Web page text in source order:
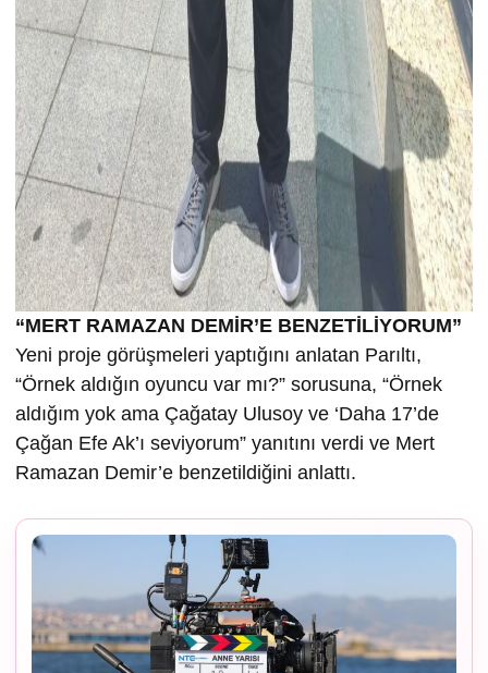
“MERT RAMAZAN DEMİR’E BENZETİLİYORUM”
Yeni proje görüşmeleri yaptığını anlatan Parıltı,
“Örnek aldığın oyuncu var mı?” sorusuna, “Örnek
aldığım yok ama Çağatay Ulusoy ve ‘Daha 17’de
Çağan Efe Ak’ı seviyorum” yanıtını verdi ve Mert
Ramazan Demir’e benzetildiğini anlattı.